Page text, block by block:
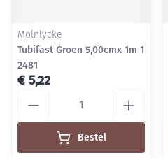
Molnlycke
Tubifast Groen 5,00cmx 1m 1
2481
€ 5,22
Bestel